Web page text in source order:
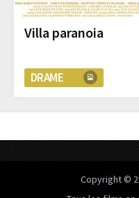
Villa paranoia
DRAME
Copyright ©